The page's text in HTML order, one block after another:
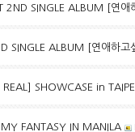
2ND SINGLE ALBUM [연애
SINGLE ALBUM [연애하고
SHOWCASE in
FANTASY IN MANILA